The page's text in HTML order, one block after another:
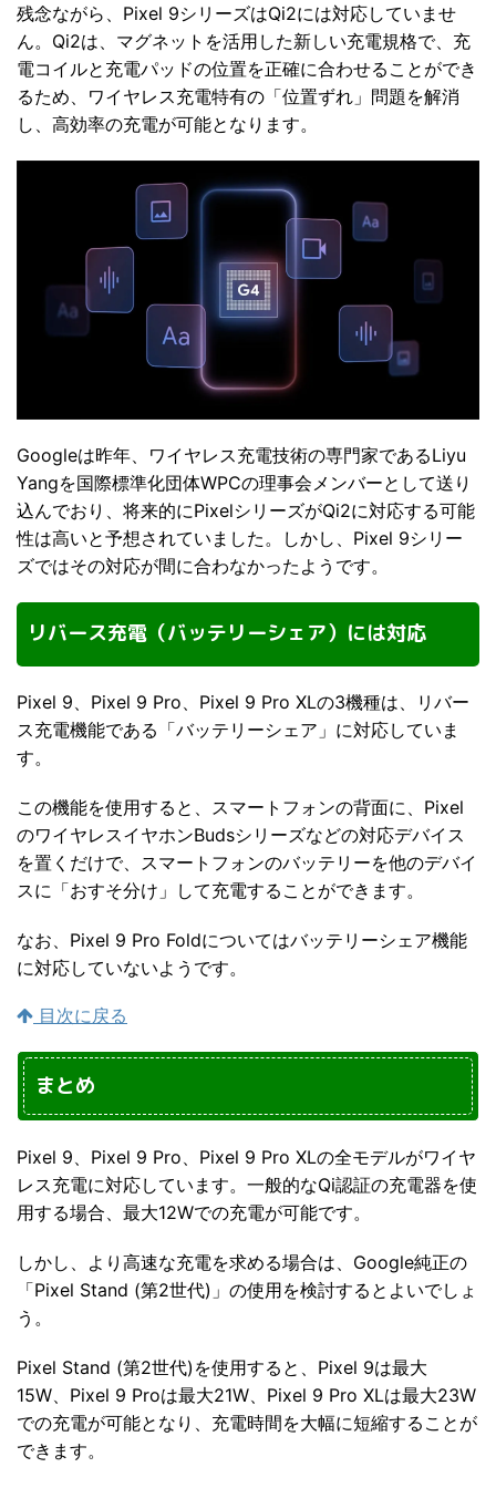
残念ながら、Pixel 9シリーズはQi2には対応していませ
ん。Qi2は、マグネットを活用した新しい充電規格で、充
電コイルと充電パッドの位置を正確に合わせることができ
るため、ワイヤレス充電特有の「位置ずれ」問題を解消
し、高効率の充電が可能となります。
Googleは昨年、ワイヤレス充電技術の専門家であるLiyu
Yangを国際標準化団体WPCの理事会メンバーとして送り
込んでおり、将来的にPixelシリーズがQi2に対応する可能
性は高いと予想されていました。しかし、Pixel 9シリー
ズではその対応が間に合わなかったようです。
リバース充電（バッテリーシェア）には対応
Pixel 9、Pixel 9 Pro、Pixel 9 Pro XLの3機種は、リバー
ス充電機能である「バッテリーシェア」に対応していま
す。
この機能を使用すると、スマートフォンの背面に、Pixel
のワイヤレスイヤホンBudsシリーズなどの対応デバイス
を置くだけで、スマートフォンのバッテリーを他のデバイ
スに「おすそ分け」して充電することができます。
なお、Pixel 9 Pro Foldについてはバッテリーシェア機能
に対応していないようです。
目次に戻る
まとめ
Pixel 9、Pixel 9 Pro、Pixel 9 Pro XLの全モデルがワイヤ
レス充電に対応しています。一般的なQi認証の充電器を使
用する場合、最大12Wでの充電が可能です。
しかし、より高速な充電を求める場合は、Google純正の
「Pixel Stand (第2世代)」の使用を検討するとよいでしょ
う。
Pixel Stand (第2世代)を使用すると、Pixel 9は最大
15W、Pixel 9 Proは最大21W、Pixel 9 Pro XLは最大23W
での充電が可能となり、充電時間を大幅に短縮することが
できます。